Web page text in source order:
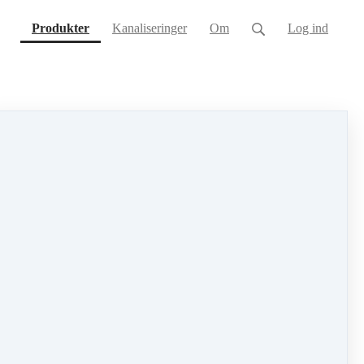
Produkter(current)Kanaliseringer Om Log ind
friere, visere og mere kærlighedsfyldt